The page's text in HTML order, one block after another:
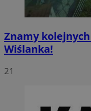
Znamy
Wiślanka!
21